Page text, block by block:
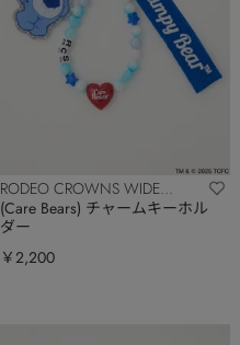
RODEO CROWNS WIDE
BOWL
(Care Bears) チャームキーホル
ダー
￥2,200